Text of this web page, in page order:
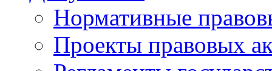
Нормативные
Проекты правовых